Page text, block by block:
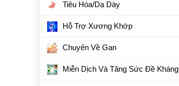
Tiêu Hóa/Dạ Dày
Hỗ Trợ Xương Khớp
Chuyên Về Gan
Miễn Dịch Và Tăng Sức Đề Kháng